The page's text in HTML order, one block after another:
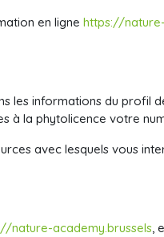
en ligne https://
les informations du profil
à la phytolicence votre
avec lesquels vous
nature-academy.brussels,